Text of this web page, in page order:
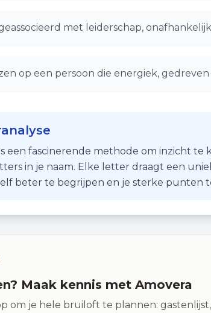
met leiderschap,
op een persoon die energiek, gedreven
een fascinerende methode om inzicht
in je naam. Elke letter draagt een
beter te begrijpen en je sterke punten
Maak kennis met Amovera
om je hele bruiloft te plannen: